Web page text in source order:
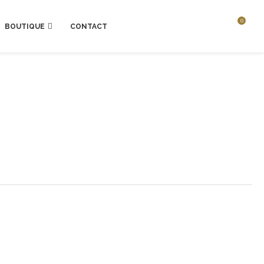
BOUTIQUE CONTACT
0